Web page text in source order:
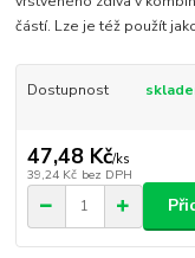
částí. Lze je též použít
Dostupnost
47,48 Kč/ks
39,24 Kč bez DPH